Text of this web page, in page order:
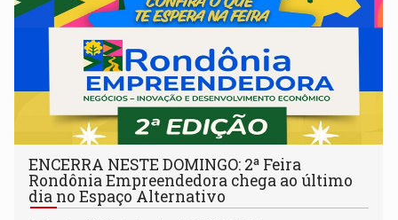
ENCERRA NESTE DOMINGO: 2ª Feira
Rondônia Empreendedora chega ao último
dia no Espaço Alternativo